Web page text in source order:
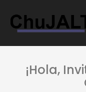
¡Hola,